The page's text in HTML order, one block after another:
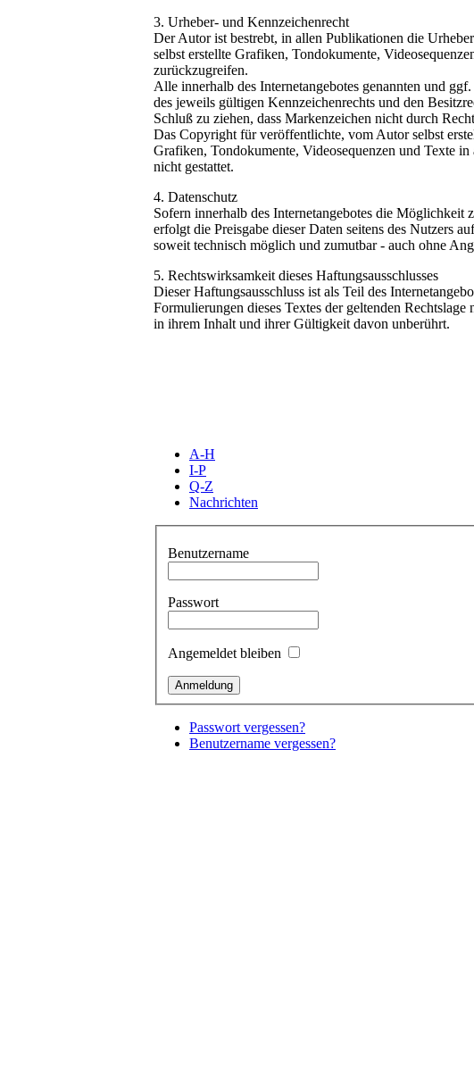
3. Urheber- und Kennzeichenrecht
Der Autor ist bestrebt, in allen Publikationen die
selbst erstellte Grafiken, Tondokumente,
zurückzugreifen.
Alle innerhalb des Internetangebotes genannten und
des jeweils gültigen Kennzeichenrechts und den
Schluß zu ziehen, dass Markenzeichen nicht durch
Das Copyright für veröffentlichte, vom Autor selbst
Grafiken, Tondokumente, Videosequenzen und Texte
nicht gestattet.
4. Datenschutz
Sofern innerhalb des Internetangebotes die Möglichkeit
erfolgt die Preisgabe dieser Daten seitens des Nutzers
soweit technisch möglich und zumutbar - auch ohne
5. Rechtswirksamkeit dieses Haftungsausschlusses
Dieser Haftungsausschluss ist als Teil des
Formulierungen dieses Textes der geltenden
in ihrem Inhalt und ihrer Gültigkeit davon unberührt.
A-H
I-P
Q-Z
Nachrichten
Benutzername
Passwort
Angemeldet bleiben
Passwort vergessen?
Benutzername vergessen?